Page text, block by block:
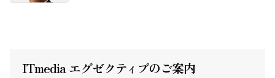
ITmedia エグゼクティ ブのご案内